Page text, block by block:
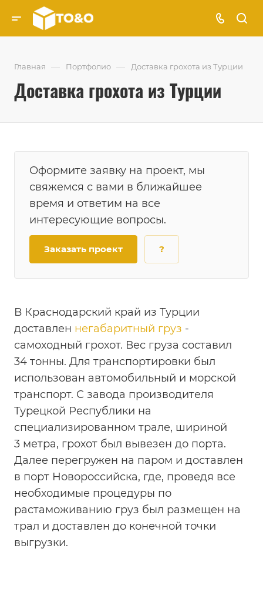
Главная — Портфолио — Доставка грохота из Турции
Доставка грохота из Турции
Оформите заявку на проект, мы
свяжемся с вами в ближайшее
время и ответим на все
интересующие вопросы.
Заказать проект ?
В Краснодарский край из Турции
доставлен негабаритный груз -
самоходный грохот. Вес груза составил
34 тонны. Для транспортировки был
использован автомобильный и морской
транспорт. С завода производителя
Турецкой Республики на
специализированном трале, шириной
3 метра, грохот был вывезен до порта.
Далее перегружен на паром и доставлен
в порт Новороссийска, где, проведя все
необходимые процедуры по
растаможиванию груз был размещен на
трал и доставлен до конечной точки
выгрузки.